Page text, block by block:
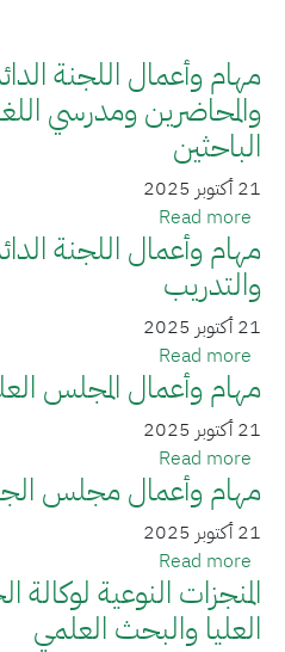
مهام وأعمال اللجنة
والمحاضرين ومدرسي
الباحثين
21 أكتوبر 2025
Read more
مهام وأعمال اللجنة
والتدريب
21 أكتوبر 2025
Read more
مهام وأعمال المجلس
21 أكتوبر 2025
Read more
مهام وأعمال مجلس
21 أكتوبر 2025
Read more
المنجزات النوعية
العليا والبحث العلمي